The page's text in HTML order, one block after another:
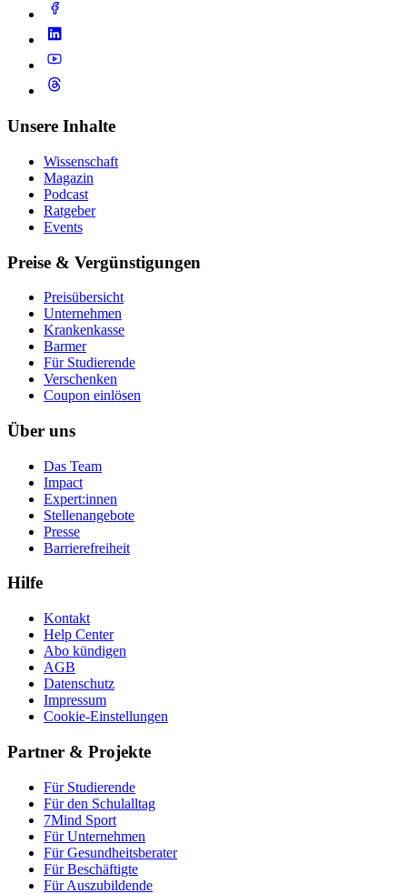
Unsere Inhalte
Wissenschaft
Magazin
Podcast
Ratgeber
Events
Preise & Vergünstigungen
Preisübersicht
Unternehmen
Krankenkasse
Barmer
Für Studierende
Ver­schen­ken
Coupon einlösen
Über uns
Das Team
Impact
Expert:innen
Stellenangebote
Presse
Barrierefreiheit
Hilfe
Kontakt
Help Center
Abo kündigen
AGB
Datenschutz
Impressum
Cookie-Einstellungen
Partner & Projekte
Für Stu­die­rende
Für den Schulalltag
7Mind Sport
Für Unter­neh­men
Für Gesund­heits­be­ra­ter
Für Beschäftigte
Für Auszubildende